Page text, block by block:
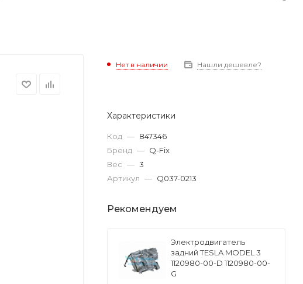
Нет в наличии Нашли дешевле?
Характеристики
Код — 847346
Бренд — Q-Fix
Вес — 3
Артикул — Q037-0213
Рекомендуем
Электродвигатель
задний TESLA MODEL 3
1120980-00-D 1120980-00-
G